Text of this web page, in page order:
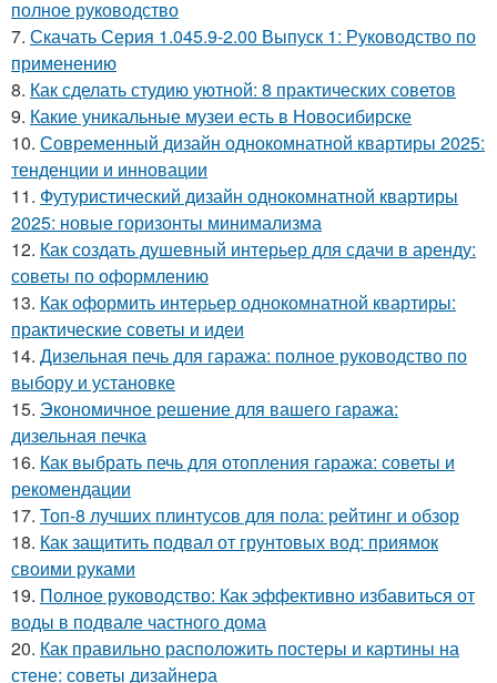
полное руководство
7. Скачать Серия 1.045.9-2.00 Выпуск 1: Руководство по
применению
8. Как сделать студию уютной: 8 практических советов
9. Какие уникальные музеи есть в Новосибирске
10. Современный дизайн однокомнатной квартиры 2025:
тенденции и инновации
11. Футуристический дизайн однокомнатной квартиры
2025: новые горизонты минимализма
12. Как создать душевный интерьер для сдачи в аренду:
советы по оформлению
13. Как оформить интерьер однокомнатной квартиры:
практические советы и идеи
14. Дизельная печь для гаража: полное руководство по
выбору и установке
15. Экономичное решение для вашего гаража:
дизельная печка
16. Как выбрать печь для отопления гаража: советы и
рекомендации
17. Топ-8 лучших плинтусов для пола: рейтинг и обзор
18. Как защитить подвал от грунтовых вод: приямок
своими руками
19. Полное руководство: Как эффективно избавиться от
воды в подвале частного дома
20. Как правильно расположить постеры и картины на
стене: советы дизайнера